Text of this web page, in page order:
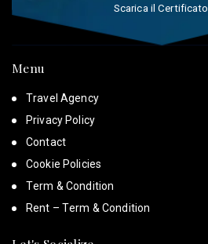
Scarica il Certificato
Menu
Travel Agency
Privacy Policy
Contact
Cookie Policies
Term & Condition
Rent – Term & Condition